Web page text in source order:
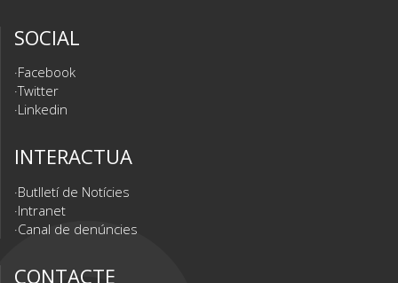
SOCIAL
Facebook
Twitter
Linkedin
INTERACTUA
Butlletí de Notícies
Intranet
Canal de denúncies
CONTACTE